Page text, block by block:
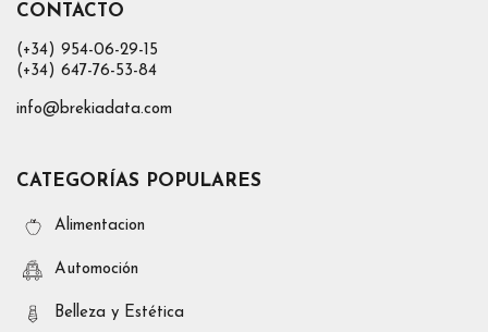
CONTACTO
(+34) 954-06-29-15
(+34) 647-76-53-84
info@brekiadata.com
CATEGORÍAS POPULARES
Alimentacion
Automoción
Belleza y Estética